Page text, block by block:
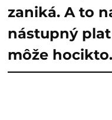
zaniká. A to
nástupný
môže hocikto.